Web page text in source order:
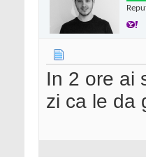
In 2 ore ai
zi ca le da